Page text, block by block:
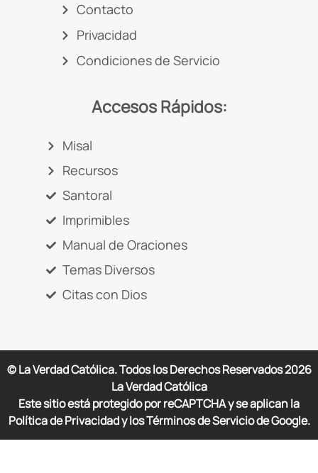
Contacto
Privacidad
Condiciones de Servicio
Accesos Rápidos:
Misal
Recursos
Santoral
Imprimibles
Manual de Oraciones
Temas Diversos
Citas con Dios
© La Verdad Católica. Todos los Derechos Reservados2026
La Verdad Católica
Este sitio está protegido por reCAPTCHA y se aplican la
Política de Privacidad y los Términos de Servicio de Google.